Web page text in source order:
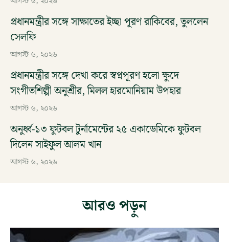
প্রধানমন্ত্রীর সঙ্গে সাক্ষাতের ইচ্ছা পূরণ রাকিবের, তুললেন
সেলফি
আগস্ট ৬, ২০২৬
প্রধানমন্ত্রীর সঙ্গে দেখা করে স্বপ্নপূরণ হলো ক্ষুদে
সংগীতশিল্পী অনুশ্রীর, মিলল হারমোনিয়াম উপহার
আগস্ট ৬, ২০২৬
অনুর্ধ্ব-১৩ ফুটবল টুর্নামেন্টের ২৫ একাডেমিকে ফুটবল
দিলেন সাইফুল আলম খান
আগস্ট ৬, ২০২৬
আরও পড়ুন